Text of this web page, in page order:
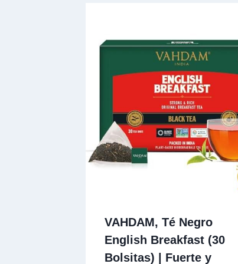
VAHDAM, Té Negro
English Breakfast (30
Bolsitas) | Fuerte y